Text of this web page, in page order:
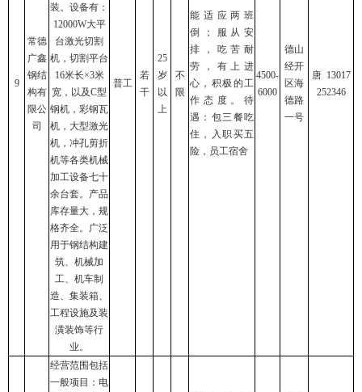
9
常德
广鑫
钢结
构有
限公
司
装。设备有：
12000W大平
台激光切割
机，切割平台
16米长×3米
宽，以及C型
钢机，彩钢瓦
机，大型激光
机，冲孔剪折
机等各类机械
加工设备七十
余台套。产品
库存量大，规
格齐全。广泛
用于钢结构建
筑、机械加
工、机车制
造、集装箱、
工程设施及装
潢装饰等行
业。
普工
若
干
25
岁
以
上
不
限
能适应两班
倒；服从安
排，吃苦耐
劳，有上进
心，积极的工
作态度。待
遇：包三餐吃
住，入职买五
险，员工宿舍
4500-
6000
德山
经开
区海
德路
一号
唐 13017
252346
经营范围包括
一般项目：电